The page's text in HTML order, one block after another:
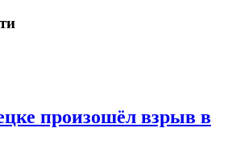
произошёл взрыв в